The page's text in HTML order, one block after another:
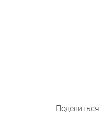
Поделиться